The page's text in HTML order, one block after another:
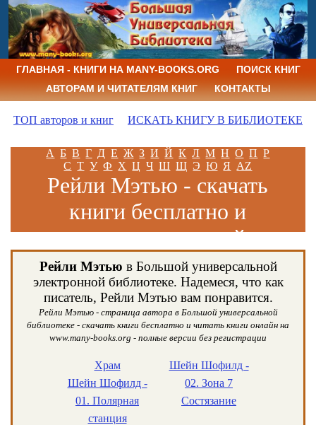
ГЛАВНАЯ - КНИГИ НА MANY-BOOKS.ORG
ПОИСК КНИГ
АВТОРАМ И ЧИТАТЕЛЯМ КНИГ
КОНТАКТЫ
ТОП авторов и книг ИСКАТЬ КНИГУ В БИБЛИОТЕКЕ
А Б В Г Д Е Ж З И Й К Л М Н О П Р
С Т У Ф Х Ц Ч Ш Щ Э Ю Я AZ
Рейли Мэтью - скачать
книги бесплатно и
читать книги онлайн
Рейли Мэтью в Большой универсальной
электронной библиотеке. Надемеся, что как
писатель, Рейли Мэтью вам понравится.
Рейли Мэтью - страница автора в Большой универсальной
библиотеке - скачать книги бесплатно и читать книги онлайн на
www.many-books.org - полные версии без регистрации
Храм
Шейн Шофилд -
01. Полярная
станция
Шейн Шофилд -
02. Зона 7
Состязание